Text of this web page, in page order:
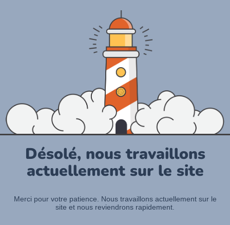
Désolé, nous travaillons
actuellement sur le site
Merci pour votre patience. Nous travaillons actuellement sur le
site et nous reviendrons rapidement.